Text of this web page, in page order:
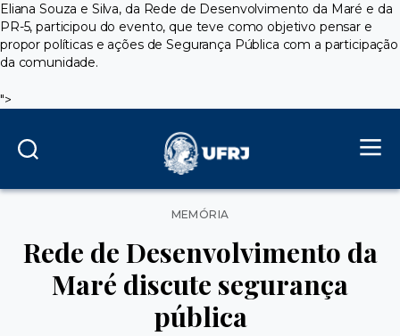
Eliana Souza e Silva, da Rede de Desenvolvimento da Maré e da
PR-5, participou do evento, que teve como objetivo pensar e
propor políticas e ações de Segurança Pública com a participação
da comunidade.
">
Categorias
MEMÓRIA
Rede de Desenvolvimento da
Maré discute segurança
pública